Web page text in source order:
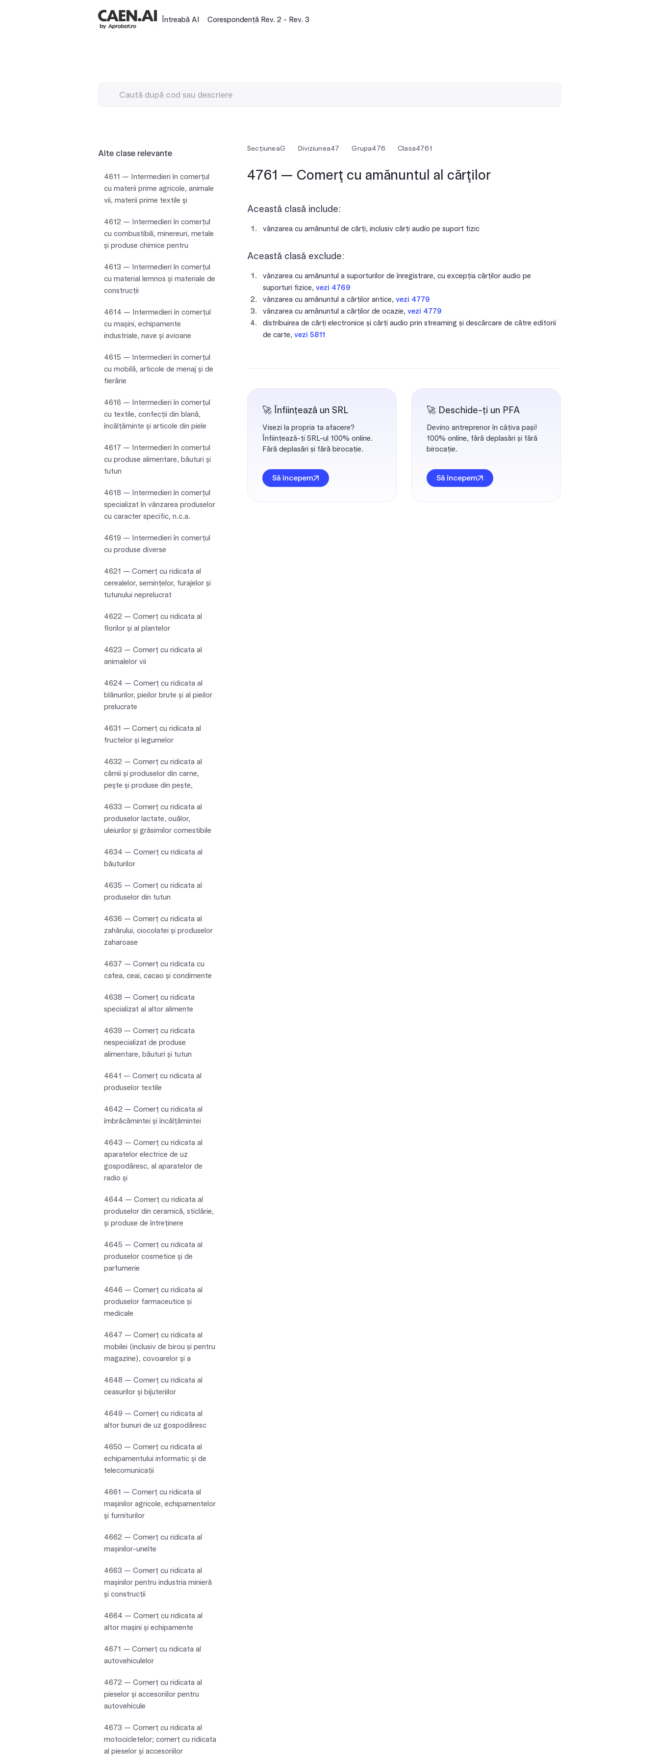
Întreabă AI Corespondență Rev. 2 - Rev. 3
Alte clase relevante
4611 — Intermedieri în comerţul
cu materii prime agricole, animale
vii, materii prime textile şi
4612 — Intermedieri în comerţul
cu combustibili, minereuri, metale
şi produse chimice pentru
4613 — Intermedieri în comerţul
cu material lemnos şi materiale de
construcţii
4614 — Intermedieri în comerţul
cu maşini, echipamente
industriale, nave şi avioane
4615 — Intermedieri în comerţul
cu mobilă, articole de menaj şi de
fierărie
4616 — Intermedieri în comerţul
cu textile, confecţii din blană,
încălţăminte şi articole din piele
4617 — Intermedieri în comerţul
cu produse alimentare, băuturi şi
tutun
4618 — Intermedieri în comerţul
specializat în vânzarea produselor
cu caracter specific, n.c.a.
4619 — Intermedieri în comerţul
cu produse diverse
4621 — Comerţ cu ridicata al
cerealelor, seminţelor, furajelor şi
tutunului neprelucrat
4622 — Comerţ cu ridicata al
florilor şi al plantelor
4623 — Comerţ cu ridicata al
animalelor vii
4624 — Comerţ cu ridicata al
blănurilor, pieilor brute şi al pieilor
prelucrate
4631 — Comerţ cu ridicata al
fructelor şi legumelor
4632 — Comerţ cu ridicata al
cărnii şi produselor din carne,
peşte şi produse din pește,
4633 — Comerţ cu ridicata al
produselor lactate, ouălor,
uleiurilor şi grăsimilor comestibile
4634 — Comerţ cu ridicata al
băuturilor
4635 — Comerţ cu ridicata al
produselor din tutun
4636 — Comerţ cu ridicata al
zahărului, ciocolatei şi produselor
zaharoase
4637 — Comerţ cu ridicata cu
cafea, ceai, cacao şi condimente
4638 — Comerţ cu ridicata
specializat al altor alimente
4639 — Comerţ cu ridicata
nespecializat de produse
alimentare, băuturi şi tutun
4641 — Comerţ cu ridicata al
produselor textile
4642 — Comerţ cu ridicata al
îmbrăcămintei şi încălţămintei
4643 — Comerţ cu ridicata al
aparatelor electrice de uz
gospodăresc, al aparatelor de
radio şi
4644 — Comerţ cu ridicata al
produselor din ceramică, sticlărie,
şi produse de întreţinere
4645 — Comerţ cu ridicata al
produselor cosmetice şi de
parfumerie
4646 — Comerţ cu ridicata al
produselor farmaceutice și
medicale
4647 — Comerţ cu ridicata al
mobilei (inclusiv de birou și pentru
magazine), covoarelor şi a
4648 — Comerţ cu ridicata al
ceasurilor şi bijuteriilor
4649 — Comerţ cu ridicata al
altor bunuri de uz gospodăresc
4650 — Comerţ cu ridicata al
echipamentului informatic şi de
telecomunicaţii
4661 — Comerţ cu ridicata al
maşinilor agricole, echipamentelor
şi furniturilor
4662 — Comerţ cu ridicata al
maşinilor-unelte
4663 — Comerţ cu ridicata al
maşinilor pentru industria minieră
şi construcţii
4664 — Comerţ cu ridicata al
altor maşini şi echipamente
4671 — Comerţ cu ridicata al
autovehiculelor
4672 — Comerţ cu ridicata al
pieselor şi accesoriilor pentru
autovehicule
4673 — Comerţ cu ridicata al
motocicletelor; comerț cu ridicata
al pieselor şi accesoriilor
SecțiuneaG Diviziunea47 Grupa476 Clasa4761
4761 — Comerţ cu amănuntul al cărţilor
Această clasă include:
vânzarea cu amănuntul de cărți, inclusiv cărți audio pe suport fizic
Această clasă exclude:
vânzarea cu amănuntul a suporturilor de înregistrare, cu excepția cărților audio pe
suporturi fizice, vezi 4769
vânzarea cu amănuntul a cărților antice, vezi 4779
vânzarea cu amănuntul a cărților de ocazie, vezi 4779
distribuirea de cărți electronice și cărți audio prin streaming și descărcare de către editorii
de carte, vezi 5811
🚀 Înființează un SRL
Visezi la propria ta afacere?
Înființează-ți SRL-ul 100% online.
Fără deplasări și fără birocație.
Să începem
🚀 Deschide-ți un PFA
Devino antreprenor în câțiva pași!
100% online, fără deplasări și fără
birocație.
Să începem